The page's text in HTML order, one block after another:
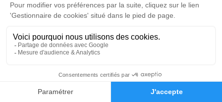
Faire-part Hommages
Je rends hommage
Cérémonie
Eglise Saint Romain Place du 8 mai 1945
38460 Soleymieu